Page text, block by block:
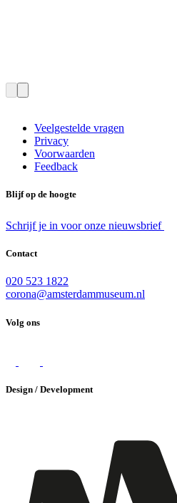
Veelgestelde vragen
Privacy
Voorwaarden
Feedback
Blijf op de hoogte
Schrijf je in voor onze nieuwsbrief
Contact
020 523 1822
corona@amsterdammuseum.nl
Volg ons
Design / Development